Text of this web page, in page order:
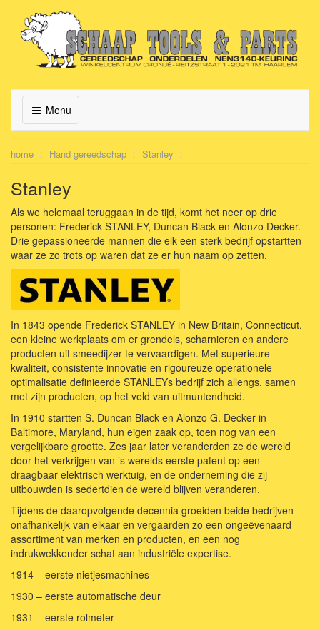
Menu
home Hand gereedschap Stanley
Stanley
Als we helemaal teruggaan in de tijd, komt het neer op drie
personen: Frederick STANLEY, Duncan Black en Alonzo Decker.
Drie gepassioneerde mannen die elk een sterk bedrijf opstartten
waar ze zo trots op waren dat ze er hun naam op zetten.
In 1843 opende Frederick STANLEY in New Britain, Connecticut,
een kleine werkplaats om er grendels, scharnieren en andere
producten uit smeedijzer te vervaardigen. Met superieure
kwaliteit, consistente innovatie en rigoureuze operationele
optimalisatie definieerde STANLEYs bedrijf zich allengs, samen
met zijn producten, op het veld van uitmuntendheid.
In 1910 startten S. Duncan Black en Alonzo G. Decker in
Baltimore, Maryland, hun eigen zaak op, toen nog van een
vergelijkbare grootte. Zes jaar later veranderden ze de wereld
door het verkrijgen van ’s werelds eerste patent op een
draagbaar elektrisch werktuig, en de onderneming die zij
uitbouwden is sedertdien de wereld blijven veranderen.
Tijdens de daaropvolgende decennia groeiden beide bedrijven
onafhankelijk van elkaar en vergaarden zo een ongeëvenaard
assortiment van merken en producten, en een nog
indrukwekkender schat aan industriële expertise.
1914 – eerste nietjesmachines
1930 – eerste automatische deur
1931 – eerste rolmeter